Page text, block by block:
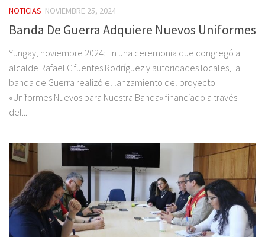
NOTICIAS NOVIEMBRE 25, 2024
Banda De Guerra Adquiere Nuevos Uniformes
Yungay, noviembre 2024: En una ceremonia que congregó al
alcalde Rafael Cifuentes Rodríguez y autoridades locales, la
banda de Guerra realizó el lanzamiento del proyecto
«Uniformes Nuevos para Nuestra Banda» financiado a través
del...